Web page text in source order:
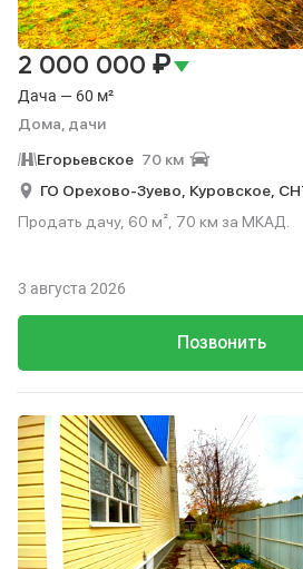
Дача — 60 м²
Дома, дачи
2 000 000 ₽
Егорьевское 70 км
ГО Орехово-Зуево, Куровское,
Продать дачу, 60 м², 70 км за МКАД.
Позвонить
3 августа 2026